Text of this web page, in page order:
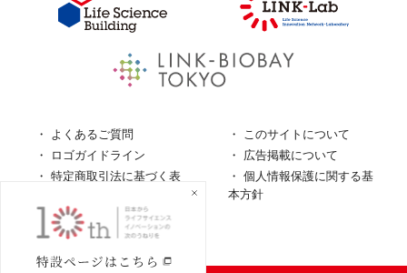
よくあるご質問
このサイトについて
ロゴガイドライン
広告掲載について
特定商取引法に基づく表
個人情報保護に関する基
本方針
個人情報の取扱について